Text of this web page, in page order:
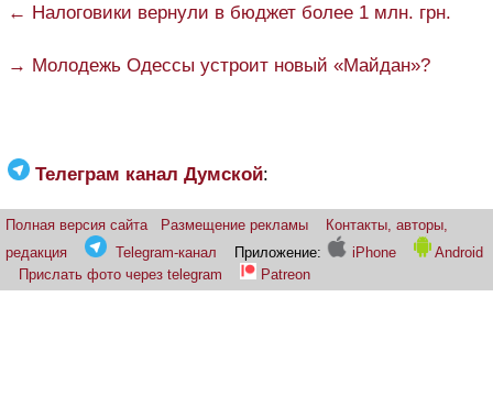
← Налоговики вернули в бюджет более 1 млн. грн.
→ Молодежь Одессы устроит новый «Майдан»?
Телеграм канал Думской:
Полная версия сайта Размещение рекламы
Контакты, авторы,
редакция
Telegram-канал Приложение: iPhone
Android
Прислать фото через telegram
Patreon